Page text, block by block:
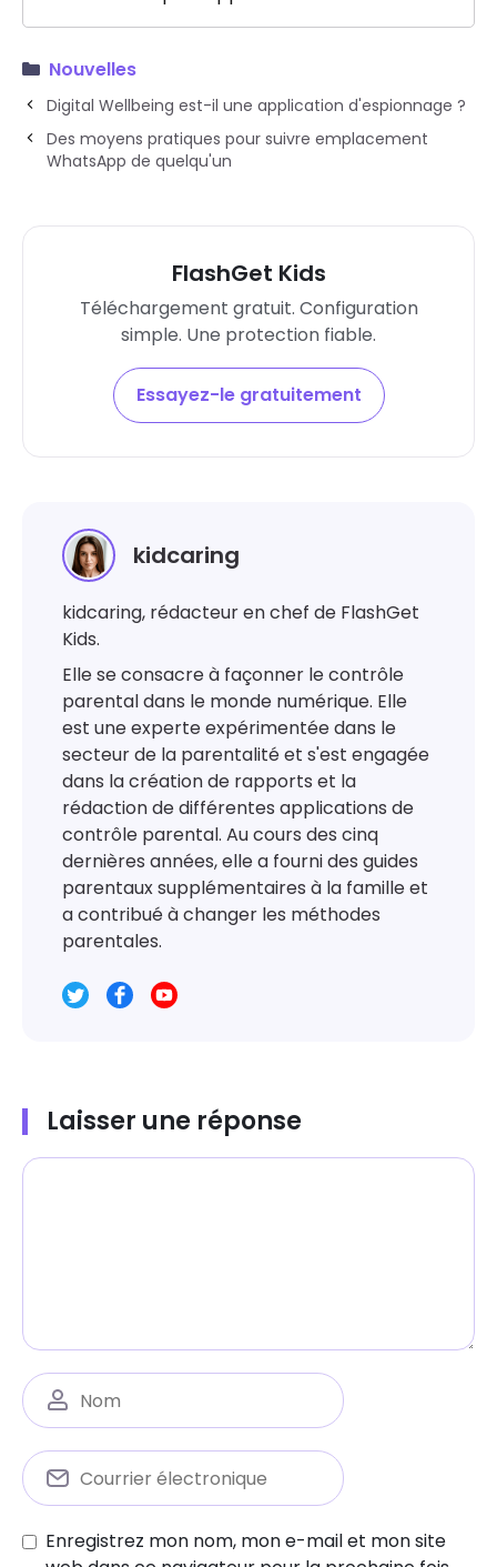
Nouvelles
Digital Wellbeing est-il une application d'espionnage ?
Des moyens pratiques pour suivre emplacement
WhatsApp de quelqu'un
FlashGet Kids
Téléchargement gratuit. Configuration
simple. Une protection fiable.
Essayez-le gratuitement
kidcaring
kidcaring, rédacteur en chef de FlashGet
Kids.
Elle se consacre à façonner le contrôle
parental dans le monde numérique. Elle
est une experte expérimentée dans le
secteur de la parentalité et s'est engagée
dans la création de rapports et la
rédaction de différentes applications de
contrôle parental. Au cours des cinq
dernières années, elle a fourni des guides
parentaux supplémentaires à la famille et
a contribué à changer les méthodes
parentales.
Laisser une réponse
Enregistrez mon nom, mon e-mail et mon site